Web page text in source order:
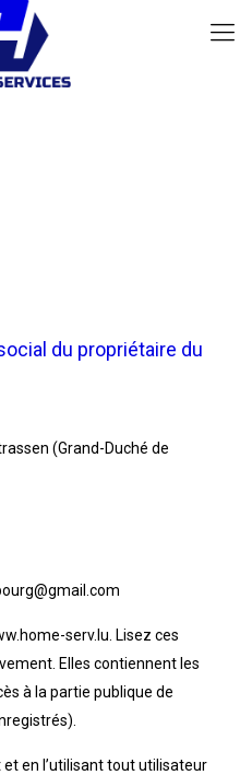
du propriétaire du
(Grand-Duché de
serv.lu. Lisez ces
Elles contiennent les
à la partie publique de
en l’utilisant tout utilisateur